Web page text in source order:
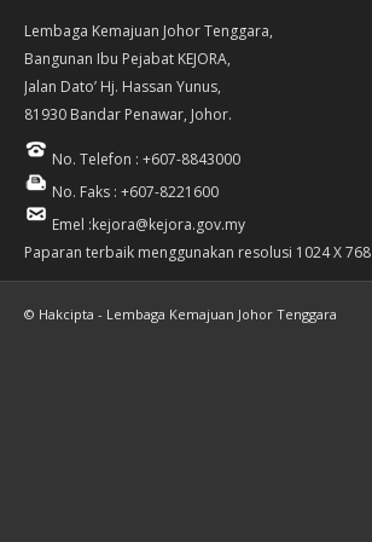
Lembaga Kemajuan Johor Tenggara,
Bangunan Ibu Pejabat KEJORA,
Jalan Dato’ Hj. Hassan Yunus,
81930 Bandar Penawar, Johor.
No. Telefon : +607-8843000
No. Faks : +607-8221600
Emel :kejora@kejora.gov.my
Paparan terbaik menggunakan resolusi 1024 X 768
© Hakcipta - Lembaga Kemajuan Johor Tenggara